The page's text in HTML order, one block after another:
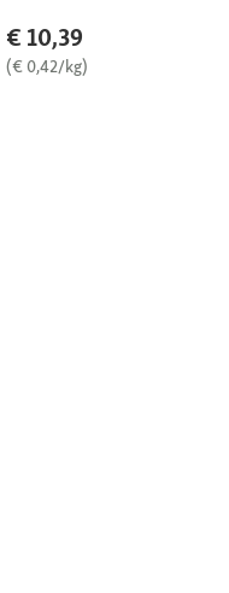
€ 10,39
(€ 0,42/kg)